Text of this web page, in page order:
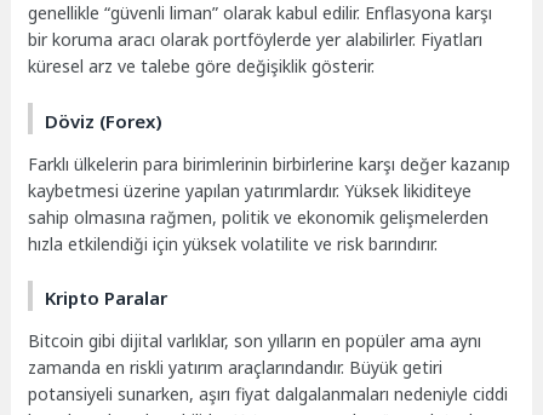
genellikle “güvenli liman” olarak kabul edilir. Enflasyona karşı
bir koruma aracı olarak portföylerde yer alabilirler. Fiyatları
küresel arz ve talebe göre değişiklik gösterir.
Döviz (Forex)
Farklı ülkelerin para birimlerinin birbirlerine karşı değer kazanıp
kaybetmesi üzerine yapılan yatırımlardır. Yüksek likiditeye
sahip olmasına rağmen, politik ve ekonomik gelişmelerden
hızla etkilendiği için yüksek volatilite ve risk barındırır.
Kripto Paralar
Bitcoin gibi dijital varlıklar, son yılların en popüler ama aynı
zamanda en riskli yatırım araçlarındandır. Büyük getiri
potansiyeli sunarken, aşırı fiyat dalgalanmaları nedeniyle ciddi